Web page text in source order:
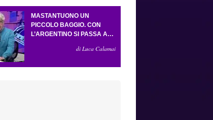
MASTANTUONO UN
PICCOLO BAGGIO. CON
L’ARGENTINO SI PASSA AL
L’AMICHEVOLE CON IL
di Luca Calamai